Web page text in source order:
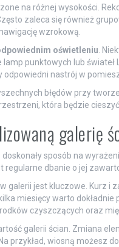
na różnej wysokości.
zaleca się również
wzrokową.
oświetleniu .
punktowych lub
nastrój w
błędów przy
która będzie
galerię
sposób na
dbanie o jej
galerii jest kluczowe. Kurz i
miesięcy warto
czyszczących oraz
galerii ścian. Zmiana
przykład, wiosną możesz